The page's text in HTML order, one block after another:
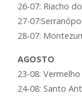
26-07: Riacho
27-
28-07:
AGOSTO
23-08:
24-08: Santo